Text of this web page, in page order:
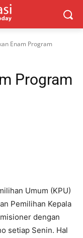
Enam Program
Program
Umum (KPU)
Pemilihan Kepala
dengan
setiap Senin. Hal